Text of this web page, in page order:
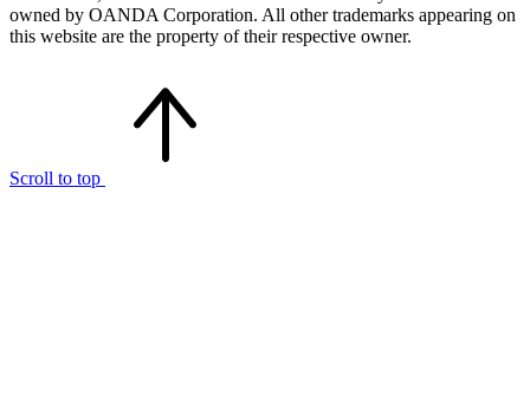
owned by OANDA Corporation. All other trademarks appearing on
this website are the property of their respective owner.
Scroll to top